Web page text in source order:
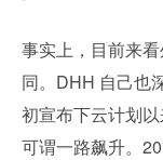
事实上，目前来
同。DHH 自己也
初宣布下云计划
可谓一路飙升。